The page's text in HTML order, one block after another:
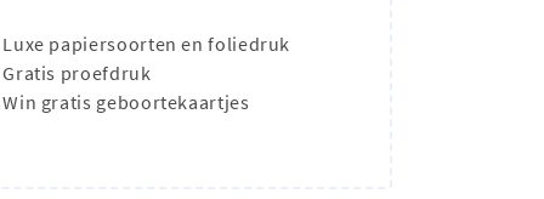
papiersoorten en foliedruk
proefdruk
gratis geboortekaartjes